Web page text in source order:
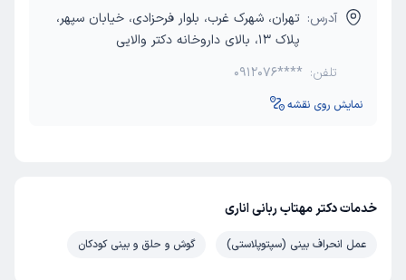
آدرس: تهران، شهرک غرب، بلوار فرحزادی، خیابان سپهر،
پلاک 13، بالای داروخانه دکتر والایی
تلفن: 0912076****
نمایش روی نقشه
خدمات دکتر مهتاب ربانی اناری
عمل انحراف بینی (سپتوپلاستی) گوش و حلق و بینی کودکان